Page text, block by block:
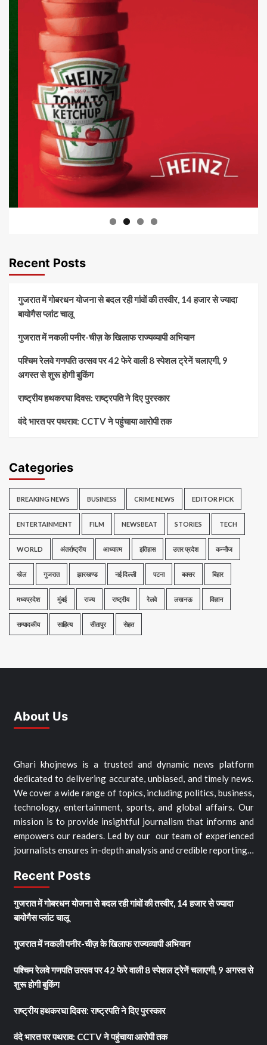
Recent Posts
गुजरात में गोबरधन योजना से बदल रही गांवों की तस्वीर, 14 हजार से ज्यादा
बायोगैस प्लांट चालू
गुजरात में नकली पनीर-चीज़ के खिलाफ राज्यव्यापी अभियान
पश्चिम रेलवे गणपति उत्सव पर 42 फेरे वाली 8 स्पेशल ट्रेनें चलाएगी, 9
अगस्त से शुरू होगी बुकिंग
राष्ट्रीय हथकरघा दिवस: राष्ट्रपति ने दिए पुरस्कार
वंदे भारत पर पथराव: CCTV ने पहुंचाया आरोपी तक
Categories
BREAKING NEWS BUSINESS CRIME NEWS EDITOR PICK
ENTERTAINMENT FILM NEWSBEAT STORIES TECH
WORLD अंतर्राष्ट्रीय आध्यात्म इतिहास उत्तर प्रदेश कन्नौज
खेल गुजरात झारखण्ड नई दिल्ली पटना बक्सर बिहार
मध्यप्रदेश मुंबई राज्य राष्ट्रीय रेलवे लखनऊ विज्ञान
सम्पादकीय साहित्य सीतापुर सेहत
About Us
Ghari khojnews is a trusted and dynamic news platform
dedicated to delivering accurate, unbiased, and timely news.
We cover a wide range of topics, including politics, business,
technology, entertainment, sports, and global affairs. Our
mission is to provide insightful journalism that informs and
empowers our readers. Led by our our team of experienced
journalists ensures in-depth analysis and credible reporting…
Recent Posts
गुजरात में गोबरधन योजना से बदल रही गांवों की तस्वीर, 14 हजार से ज्यादा
बायोगैस प्लांट चालू
गुजरात में नकली पनीर-चीज़ के खिलाफ राज्यव्यापी अभियान
पश्चिम रेलवे गणपति उत्सव पर 42 फेरे वाली 8 स्पेशल ट्रेनें चलाएगी, 9 अगस्त से
शुरू होगी बुकिंग
राष्ट्रीय हथकरघा दिवस: राष्ट्रपति ने दिए पुरस्कार
वंदे भारत पर पथराव: CCTV ने पहुंचाया आरोपी तक